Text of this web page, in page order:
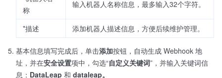
称
输入机器人名称信息，最多输入32个字符。
*描述 添加机器人描述信息，方便后续维护管理。
基本信息填写完成后，单击添加按钮，自动生成 Webhook 地
址，并在安全设置项中，勾选“自定义关键词”，并输入关键词信
息： DataLeap 和 dataleap。